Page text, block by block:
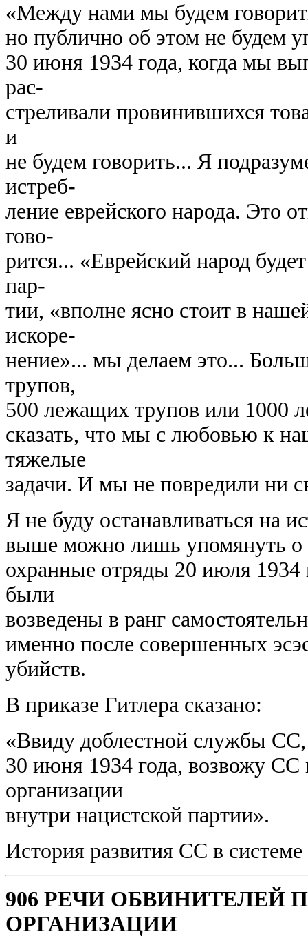
«Между нами мы будем
но публично об этом не будем
30 июня 1934 года, когда мы
рас-
стреливали провинившихся
и
не будем говорить... Я
истреб-
ление еврейского народа. Это
гово-
рится... «Еврейский народ
пар-
тии, «вполне ясно стоит в
искоре-
нение»... мы делаем это...
трупов,
500 лежащих трупов или
сказать, что мы с любовью к
тяжелые
задачи. И мы не повредили ни
Я не буду останавливаться на
выше можно лишь упомянуть о
охранные отряды 20 июля 1934
были
возведены в ранг
именно после совершенных
убийств.
В приказе Гитлера сказано:
«Ввиду доблестной службы
30 июня 1934 года, возвожу СС
организации
внутри нацистской партии».
История развития СС в системе
906 РЕЧИ ОБВИНИТЕЛЕЙ
ОРГАНИЗАЦИИ